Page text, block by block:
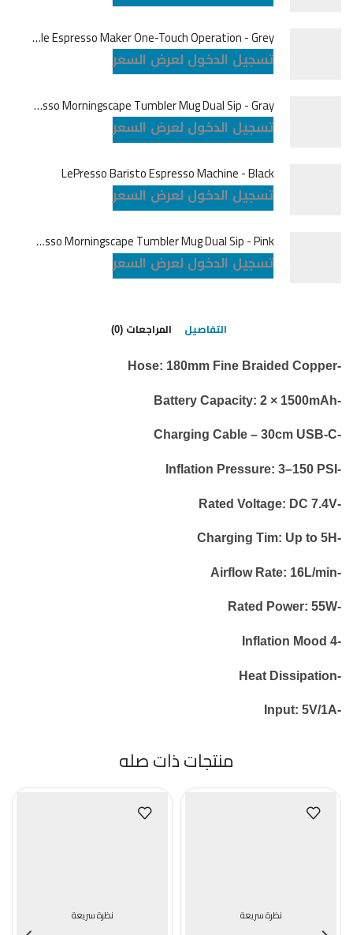
LePresso Brewjet Portable Espresso Maker One-Touch Operation - Grey
تسجيل الدخول لعرض السعر
LePresso Morningscape Tumbler Mug Dual Sip - Gray
تسجيل الدخول لعرض السعر
LePresso Baristo Espresso Machine - Black
تسجيل الدخول لعرض السعر
LePresso Morningscape Tumbler Mug Dual Sip - Pink
تسجيل الدخول لعرض السعر
التفاصيل المراجعات (0)
-Hose: 180mm Fine Braided Copper
-Battery Capacity: 2 × 1500mAh
-Charging Cable – 30cm USB-C
-Inflation Pressure: 3–150 PSI
-Rated Voltage: DC 7.4V
-Charging Tim: Up to 5H
-Airflow Rate: 16L/min
-Rated Power: 55W
-4 Inflation Mood
-Heat Dissipation
-Input: 5V/1A
منتجات ذات صله
نظرة سريعة نظرة سريعة